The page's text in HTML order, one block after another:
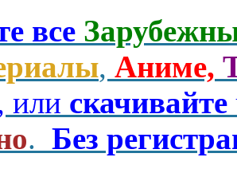
все
, Аниме,
или скачивайте
. Без